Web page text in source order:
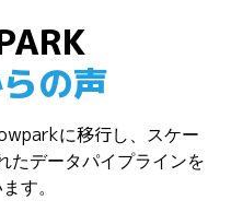
の声
に移行し、スケー
たデータパイプラインを
す。